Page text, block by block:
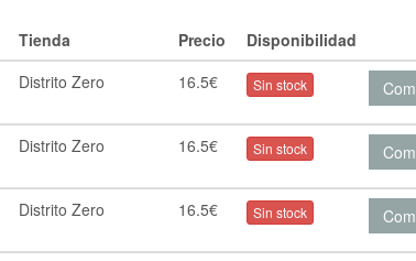
Tienda Precio
Disponibilidad
Distrito Zero 16.5€ Sin stock
Distrito Zero 16.5€ Sin stock
Distrito Zero 16.5€ Sin stock